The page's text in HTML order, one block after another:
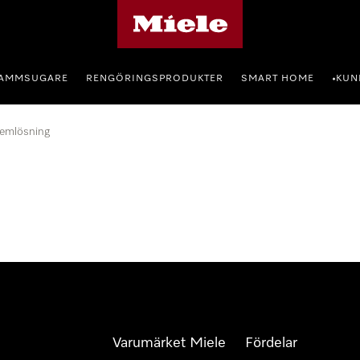
RENGÖRINGSPRODUKTER SMART HOME •
Varumärket Miele Fördelar